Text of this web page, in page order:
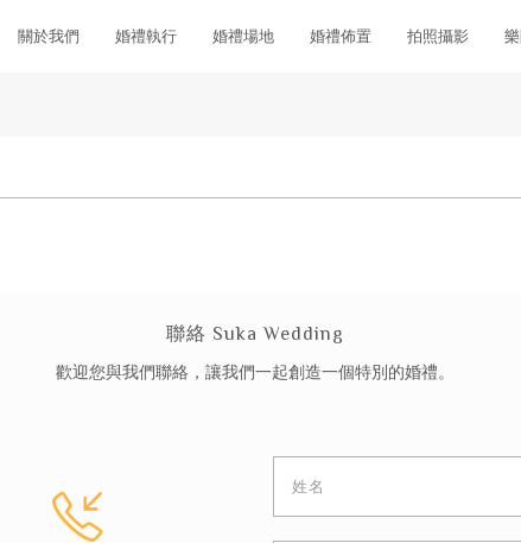
關於我們 婚禮執行 婚禮場地 婚禮佈置 拍照攝影
聯絡 Suka Wedding
歡迎您與我們聯絡，讓我們一起創造一個特別的婚禮。